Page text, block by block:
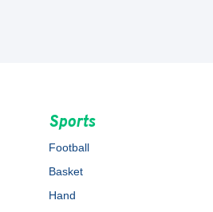
Sports
Football
Basket
Hand